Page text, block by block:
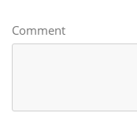
Comment